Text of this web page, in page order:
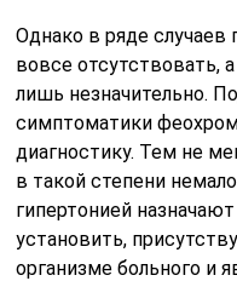
Однако в ряде случаев
вовсе отсутствовать,
лишь незначительно.
симптоматики
диагностику. Тем не
в такой степени
гипертонией
установить,
организме больного и